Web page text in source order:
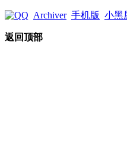
Archiver 手机版 小黑
返回顶部